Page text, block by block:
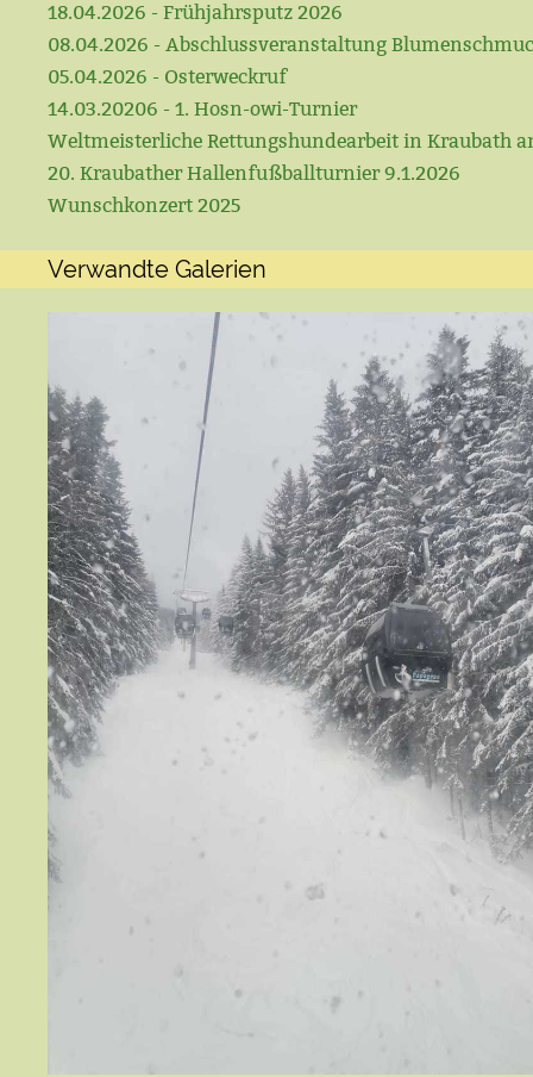
18.04.2026 - Frühjahrsputz 2026
08.04.2026 - Abschlussveranstaltung
05.04.2026 - Osterweckruf
14.03.20206 - 1. Hosn-owi-Turnier
Weltmeisterliche Rettungshundearbeit in Kraubath
20. Kraubather Hallenfußballturnier 9.1.2026
Wunschkonzert 2025
Verwandte Galerien